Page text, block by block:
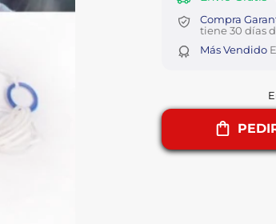
Compra
tiene 30 días
Más Vendido